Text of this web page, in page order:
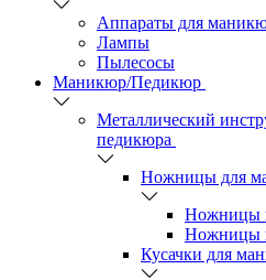
Аппараты для
Лампы
Пылесосы
Маникюр/Педикюр
Металлический
педикюра
Ножницы для
Ножницы
Ножницы
Кусачки для